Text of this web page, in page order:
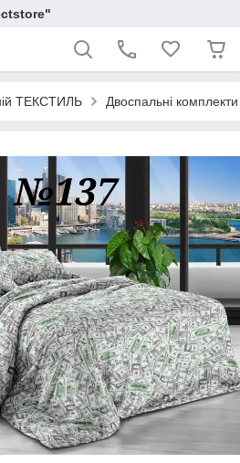
ТЕКСТИЛЬ Двоспальні комплекти